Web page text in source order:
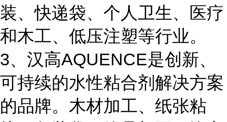
装、快递袋、个人卫生、医疗
和木工、低压注塑等行业。
3、汉高AQUENCE是创新、
可持续的水性粘合剂解决方案
的品牌。木材加工、纸张粘